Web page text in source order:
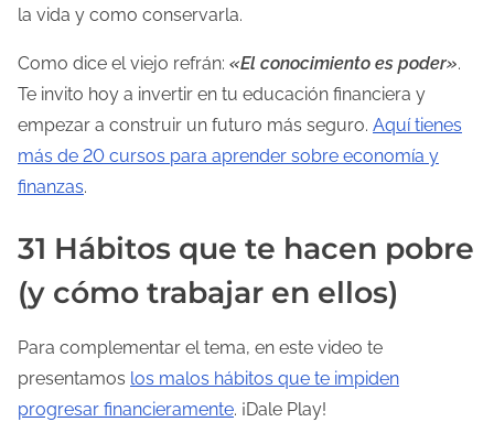
la vida y como conservarla.
Como dice el viejo refrán: «El conocimiento es poder».
Te invito hoy a invertir en tu educación financiera y
empezar a construir un futuro más seguro. Aquí tienes
más de 20 cursos para aprender sobre economía y
finanzas.
31 Hábitos que te hacen pobre
(y cómo trabajar en ellos)
Para complementar el tema, en este video te
presentamos los malos hábitos que te impiden
progresar financieramente. ¡Dale Play!